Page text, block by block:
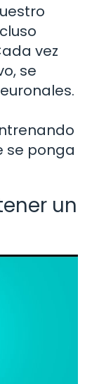
vez
se
se ponga
un